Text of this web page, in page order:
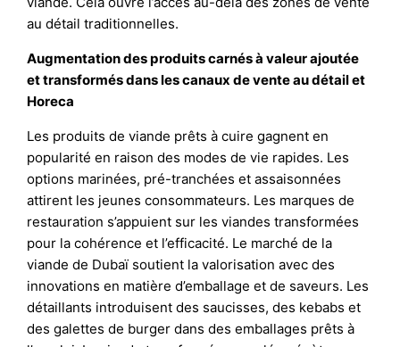
au détail traditionnelles.
Augmentation des produits carnés à valeur ajoutée
et transformés dans les canaux de vente au détail et
Horeca
Les produits de viande prêts à cuire gagnent en
popularité en raison des modes de vie rapides. Les
options marinées, pré-tranchées et assaisonnées
attirent les jeunes consommateurs. Les marques de
restauration s’appuient sur les viandes transformées
pour la cohérence et l’efficacité. Le marché de la
viande de Dubaï soutient la valorisation avec des
innovations en matière d’emballage et de saveurs. Les
détaillants introduisent des saucisses, des kebabs et
des galettes de burger dans des emballages prêts à